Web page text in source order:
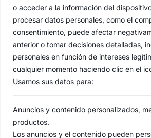
o acceder a la información del
procesar datos personales, como el
consentimiento, puede afectar
anterior o tomar decisiones detalladas,
personales en función de intereses
cualquier momento haciendo clic en el
Usamos sus datos para:
Anuncios y contenido personalizados,
productos.
Los anuncios y el contenido pueden
Penas y María
Triunfo del
Francisco de
Capilla:
Casa Hermandad: